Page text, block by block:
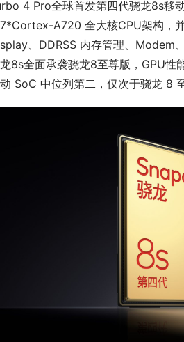
4 Pro全球首发第四代骁龙8s移
A720 全大核CPU架构，并
、DDRSS 内存管理、Modem
8s全面承袭骁龙8至尊版，GPU性
SoC 中位列第二，仅次于骁龙 8